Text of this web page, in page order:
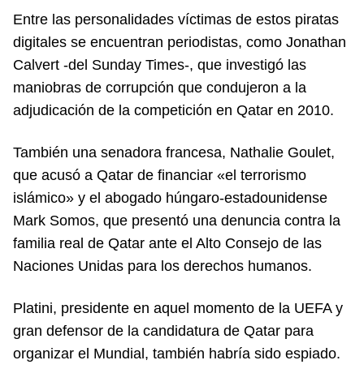
Entre las personalidades víctimas de estos piratas
digitales se encuentran periodistas, como Jonathan
Calvert -del Sunday Times-, que investigó las
maniobras de corrupción que condujeron a la
adjudicación de la competición en Qatar en 2010.
También una senadora francesa, Nathalie Goulet,
que acusó a Qatar de financiar «el terrorismo
islámico» y el abogado húngaro-estadounidense
Mark Somos, que presentó una denuncia contra la
familia real de Qatar ante el Alto Consejo de las
Naciones Unidas para los derechos humanos.
Platini, presidente en aquel momento de la UEFA y
gran defensor de la candidatura de Qatar para
organizar el Mundial, también habría sido espiado.